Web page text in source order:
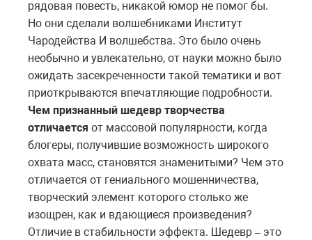
рядовая повесть, никакой юмор не помог бы.
Но они сделали волшебниками Институт
Чародейства И волшебства. Это было очень
необычно и увлекательно, от науки можно было
ожидать засекреченности такой тематики и вот
приоткрываются впечатляющие подробности.
Чем признанный шедевр творчества
отличается от массовой популярности, когда
блогеры, получившие возможность широкого
охвата масс, становятся знаменитыми? Чем это
отличается от гениального мошенничества,
творческий элемент которого столько же
изощрен, как и вдающиеся произведения?
Отличие в стабильности эффекта. Шедевр – это